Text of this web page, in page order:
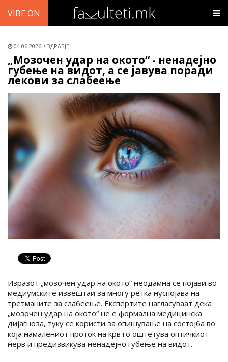
VIBE ON
04.06.2026 ЗДРАВЈЕ
„Мозочен удар на окото“ - ненадејно
губење на видот, а се јавува поради
лекови за слабеење
Изразот „мозочен удар на окото“ неодамна се појави во
медиумските извештаи за многу ретка нуспојава на
третманите за слабеење. Експертите нагласуваат дека
„мозочен удар на окото“ не е формална медицинска
дијагноза, туку се користи за опишување на состојба во
која намалениот проток на крв го оштетува оптичкиот
нерв и предизвикува ненадејно губење на видот.